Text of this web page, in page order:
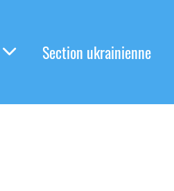
Section ukrainienne